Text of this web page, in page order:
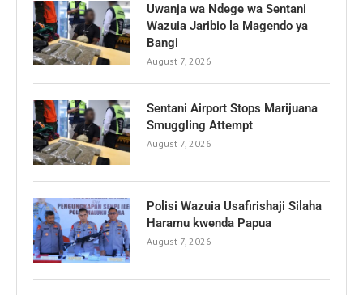
Uwanja wa Ndege wa Sentani
Wazuia Jaribio la Magendo ya
Bangi
August 7, 2026
Sentani Airport Stops Marijuana
Smuggling Attempt
August 7, 2026
Polisi Wazuia Usafirishaji Silaha
Haramu kwenda Papua
August 7, 2026